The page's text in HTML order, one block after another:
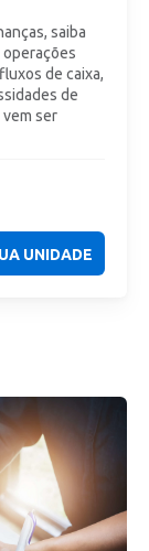
saiba
de caixa,
de
ser
UNIDADE